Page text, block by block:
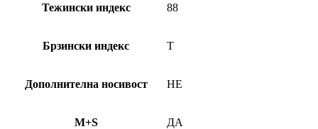
Тежински индекс 88
Брзински индекс T
Дополнителна носивост НЕ
M+S ДА